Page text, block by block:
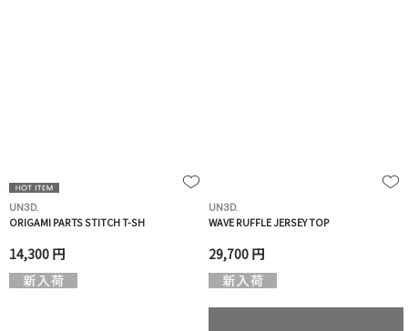
UN3D.
ORIGAMI PARTS STITCH T-SH
14,300 円
UN3D.
WAVE RUFFLE JERSEY TOP
29,700 円